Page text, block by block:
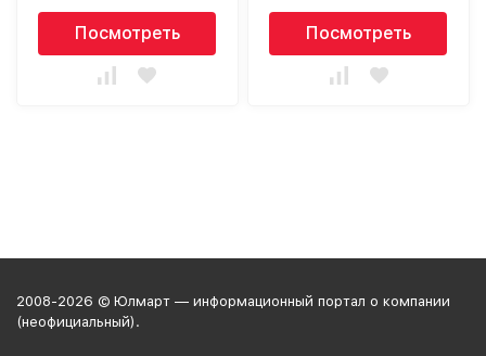
Посмотреть Посмотреть
2008-2026 © Юлмарт — информационный портал о компании
(неофициальный).